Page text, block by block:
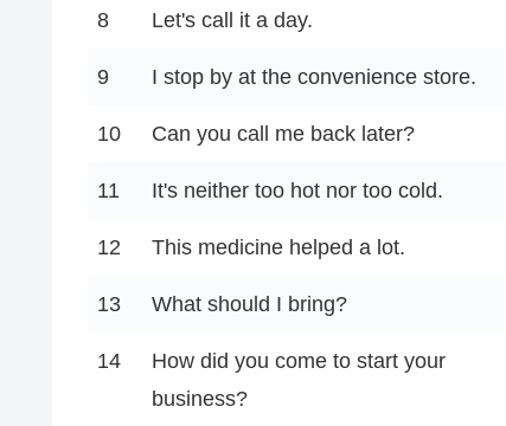
8 Let's call it a day.
9 I stop by at the convenience store.
10 Can you call me back later?
11 It's neither too hot nor too cold.
12 This medicine helped a lot.
13 What should I bring?
14
How did you come to start your
business?